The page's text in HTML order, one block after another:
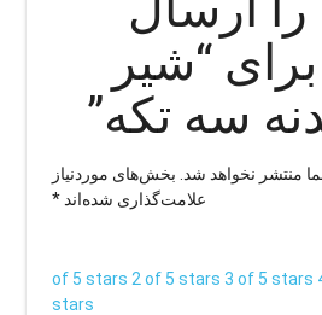
“شیر
سه تکه”
منتشر نخواهد شد. بخش‌های موردنیاز
علامت‌گذاری شده‌اند*
2 of 5 stars 3 of 5 stars
stars